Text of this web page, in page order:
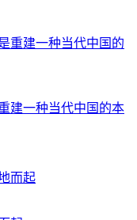
建一种当代中国的本